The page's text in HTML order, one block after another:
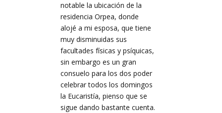
notable la ubicación de la
residencia Orpea, donde
alojé a mi esposa, que tiene
muy disminuidas sus
facultades físicas y psíquicas,
sin embargo es un gran
consuelo para los dos poder
celebrar todos los domingos
la Eucaristía, pienso que se
sigue dando bastante cuenta.